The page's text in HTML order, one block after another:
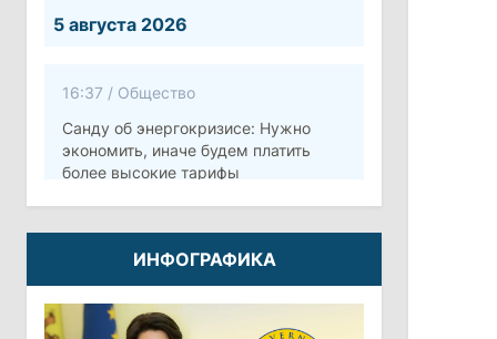
5 августа 2026
16:37 / Общество
Санду об энергокризисе: Нужно
экономить, иначе будем платить
более высокие тарифы
10:12/Безопасность
Молдова готовит программу по
укреплению обороны стоимостью
более 10 млрд леев на ближайшие
пять лет
ИНФОГРАФИКА